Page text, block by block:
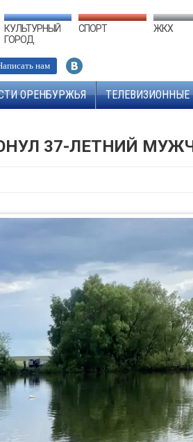
КУЛЬТУРНЫЙ
ГОРОД
СПОРТ ЖКХ
нам
ОРЕНБУРЖЬЯ ТЕЛЕВИЗИОННЫЕ
37-ЛЕТНИЙ